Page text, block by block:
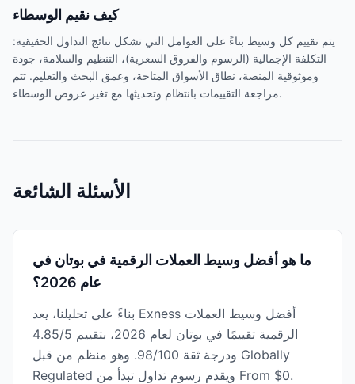
كيف نقيم الوسطاء
يتم تقييم كل وسيط بناءً على العوامل التي تشكل نتائج التداول الحقيقية:
التكلفة الإجمالية (الرسوم والفروق السعرية)، التنظيم والسلامة، جودة
وموثوقية المنصة، نطاق الأسواق المتاحة، وعمق البحث والتعليم. تتم
مراجعة التقييمات بانتظام وتحديثها مع تغير عروض الوسطاء.
الأسئلة الشائعة
ما هو أفضل وسيط العملات الرقمية في بوتان في
عام 2026؟
بناءً على تحليلنا، يعد Exness أفضل وسيط العملات
الرقمية تقييمًا في بوتان لعام 2026، بتقييم 4.85/5
ودرجة ثقة 98/100. وهو منظم من قبل Globally
Regulated ويقدم رسوم تداول تبدأ من From $0.